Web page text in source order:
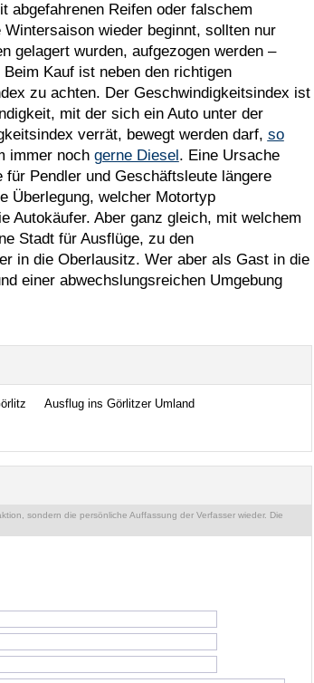
abgefahrenen Reifen oder falschem
wieder beginnt, sollten nur
gelagert wurden, aufgezogen werden –
Kauf ist neben den richtigen
zu achten. Der Geschwindigkeitsindex ist
mit der sich ein Auto unter der
verrät, bewegt werden darf, so
immer noch gerne Diesel. Eine Ursache
Pendler und Geschäftsleute längere
Überlegung, welcher Motortyp
Autokäufer. Aber ganz gleich, mit welchem
Stadt für Ausflüge, zu den
in die Oberlausitz. Wer aber als Gast in die
einer abwechslungsreichen Umgebung
Ausflug ins Görlitzer Umland
sondern die persönliche Auffassung der Verfasser wieder. Die